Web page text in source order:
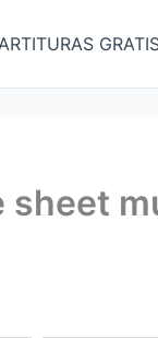
sheet